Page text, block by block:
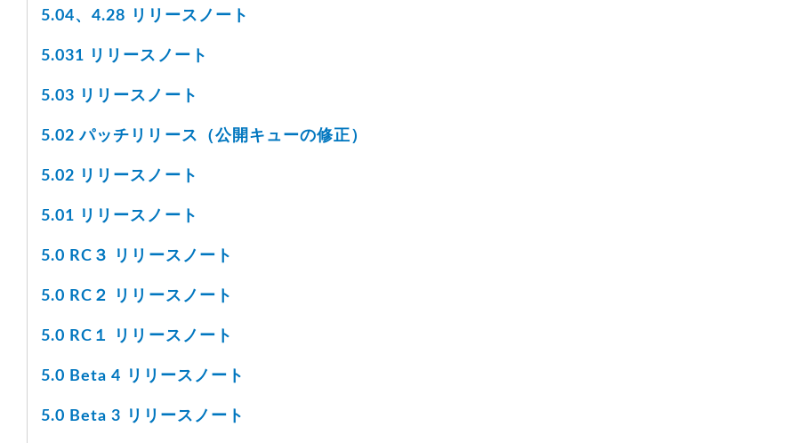
5.04、4.28 リリースノート
5.031 リリースノート
5.03 リリースノート
5.02 パッチリリース（公開キューの修正）
5.02 リリースノート
5.01 リリースノート
5.0 RC３ リリースノート
5.0 RC２ リリースノート
5.0 RC１ リリースノート
5.0 Beta 4 リリースノート
5.0 Beta 3 リリースノート